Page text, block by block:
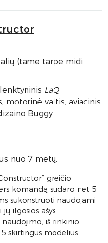
(tame tarpe midi
LaQ
motorinė valtis, aviacinis
Buggy
nuo 7 metų.
greičio
komandą sudaro net 5
sukonstruoti naudojami
ilgosios ašys.
iš rinkinio
skirtingus modelius.